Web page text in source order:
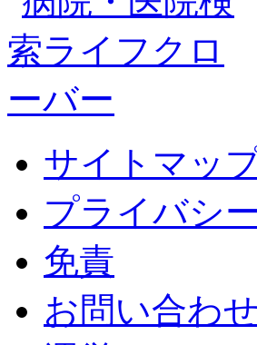
サイトマッ
プライバシ
免責
お問い合わせ